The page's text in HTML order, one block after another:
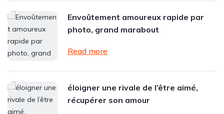
Envoûtement amoureux rapide par
photo, grand marabout
Read more
éloigner une rivale de l’être aimé,
récupérer son amour